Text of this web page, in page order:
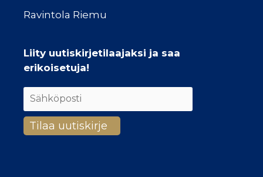
Ravintola Riemu
Liity uutiskirjetilaajaksi ja saa
erikoisetuja!